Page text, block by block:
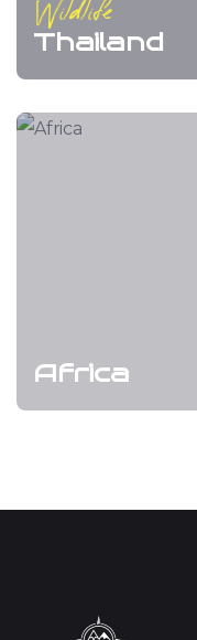
Wildlife
Thailand
Africa